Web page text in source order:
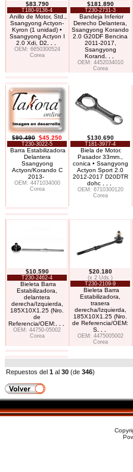
$83.790
T180-9136-4
Anillo de Motor, Std.,
Ssangyong Actyon-
Kyron (1 unidad) •
Ssangyong Actyon I
2.0 Xdi, D2
OEM: 6650300524
Corea
$181.890
T230-2731-3
Bandeja Inferior
Derecho Delantera,
Ssangyong Korando
2.0 G20DF Bencina
2011-2017,
Ssangyong
Korand
OEM: 4452034010
Corea
$90.490 $45.250
T230-3022-5
Barra Estabilizadora
Delantera
Ssangyong
Actyon/Korando C
2013-
OEM: 4471034000
Corea
$130.690
T181-3977-4
Biela de Motor.
Pasador 33mm.,
conica • Ssangyong
Actyon Sport 2.0
2012-2017 D20DTR
dohc
OEM: 6710300120
Corea
$10.590
T230-2462-4
Bieleta Barra
Estabilizadora,
delantera
derecha/Izquierda,
185X10X1.25 (Nro.
de
Referencia/OEM:
OEM: 44750-05002
Corea
$20.180
(x 2 Uds.)
T230-2109-9
Bieleta Barra
Estabilizadora,
trasera
derecha/Izquierda,
185X10X1.25 (Nro.
de Referencia/OEM:
S. . .
OEM: 4475005002
Corea
Repuestos del 1 al 30 (de 346)